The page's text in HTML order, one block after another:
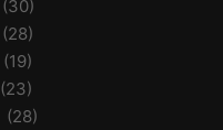
(30)
(28)
(19)
(23)
(28)